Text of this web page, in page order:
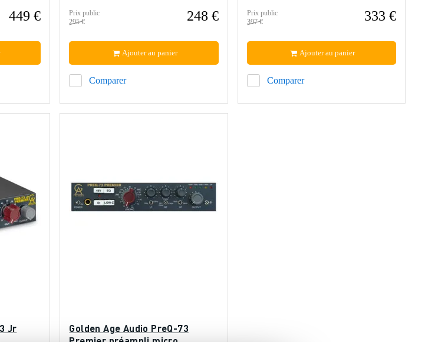
449 €
Prix public
295 €
248 €
Comparer
Ajouter au panier
Prix public
397 €
333 €
Comparer
Ajouter au panier
Jr
Golden Age Audio PreQ-73